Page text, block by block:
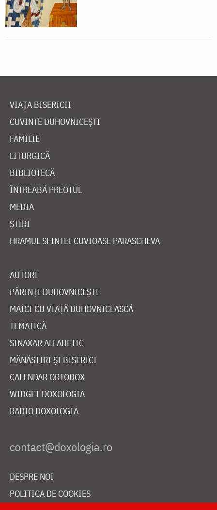
VIAȚA BISERICII
CUVINTE DUHOVNICEȘTI
FAMILIE
LITURGICĂ
BIBLIOTECĂ
ÎNTREABĂ PREOTUL
MEDIA
ȘTIRI
HRAMUL SFINTEI CUVIOASE PARASCHEVA
AUTORI
PĂRINȚI DUHOVNICEȘTI
MAICI CU VIAȚĂ DUHOVNICEASCĂ
TEMATICĂ
SINAXAR ALFABETIC
MĂNĂSTIRI ȘI BISERICI
CALENDAR ORTODOX
WIDGET DOXOLOGIA
RADIO DOXOLOGIA
DESPRE NOI
POLITICA DE COOKIES